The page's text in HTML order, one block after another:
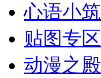
心语小筑
贴图专区
动漫之殿